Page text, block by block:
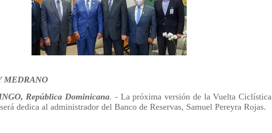
MEDRANO
República Dominicana. - La próxima versión de la Vuelta Ciclística
dedica al administrador del Banco de Reservas, Samuel Pereyra Rojas.